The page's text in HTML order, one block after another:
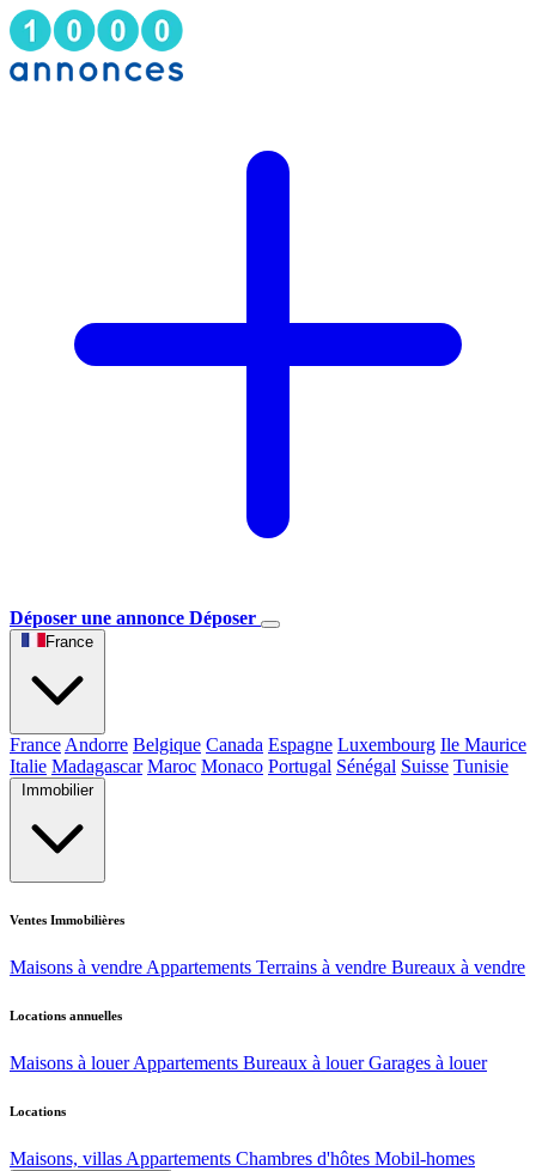
Déposer une annonce Déposer
France
France Andorre Belgique Canada Espagne Luxembourg Ile Maurice
Italie Madagascar Maroc Monaco Portugal Sénégal Suisse Tunisie
Immobilier
Ventes Immobilières
Maisons à vendre Appartements Terrains à vendre Bureaux à vendre
Locations annuelles
Maisons à louer Appartements Bureaux à louer Garages à louer
Locations
Maisons, villas Appartements Chambres d'hôtes Mobil-homes